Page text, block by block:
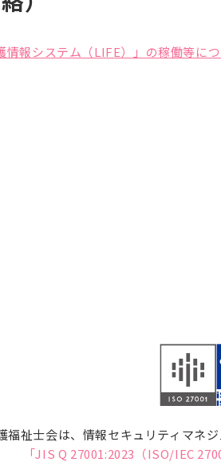
情報システム（LIFE）」の稼働等に
福祉士会は、情報セキュリティマネ
「JIS Q 27001:2023（ISO/IEC